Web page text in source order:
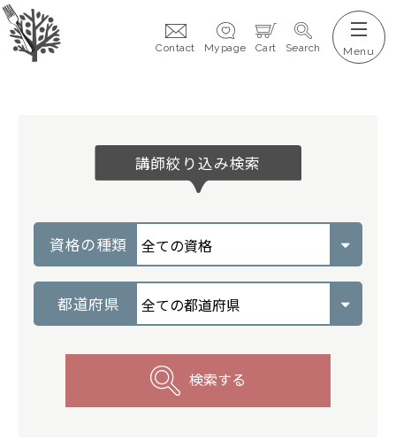
Contact Mypage Cart Search
講師絞り込み検索
資格の種類
都道府県
検索する